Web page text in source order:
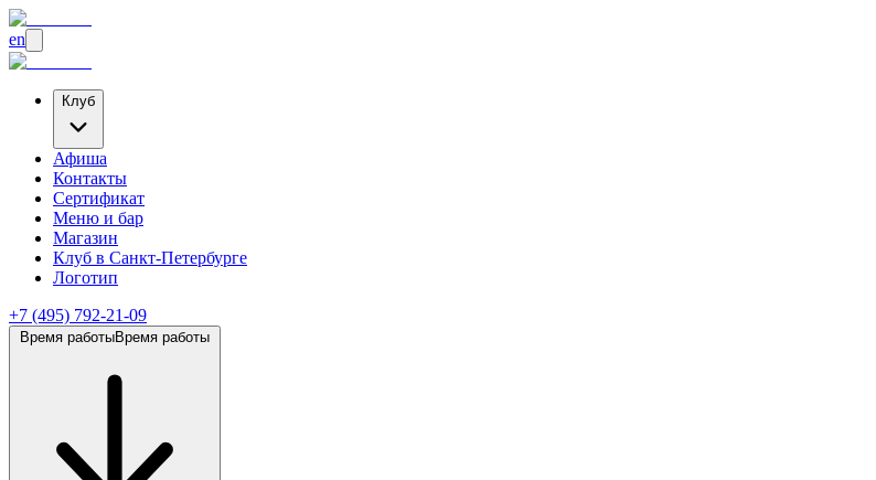
en
Клуб
Афиша
Контакты
Сертификат
Меню и бар
Магазин
Клуб в Санкт-Петербурге
Логотип
+7 (495) 792-21-09
Время работыВремя работы